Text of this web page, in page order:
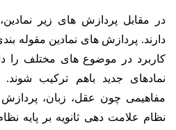
در مقابل پردازش های زیر
دارند. پردازش های نمادین مقوله
کاربرد در موضوع های مختلف را
نمادهای جدید باهم ترکیب شوند.
مفاهیمی چون عقل، زبان،
نظام علامت دهی ثانویه بر پایه